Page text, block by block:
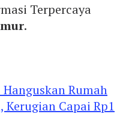
Terpercaya
.